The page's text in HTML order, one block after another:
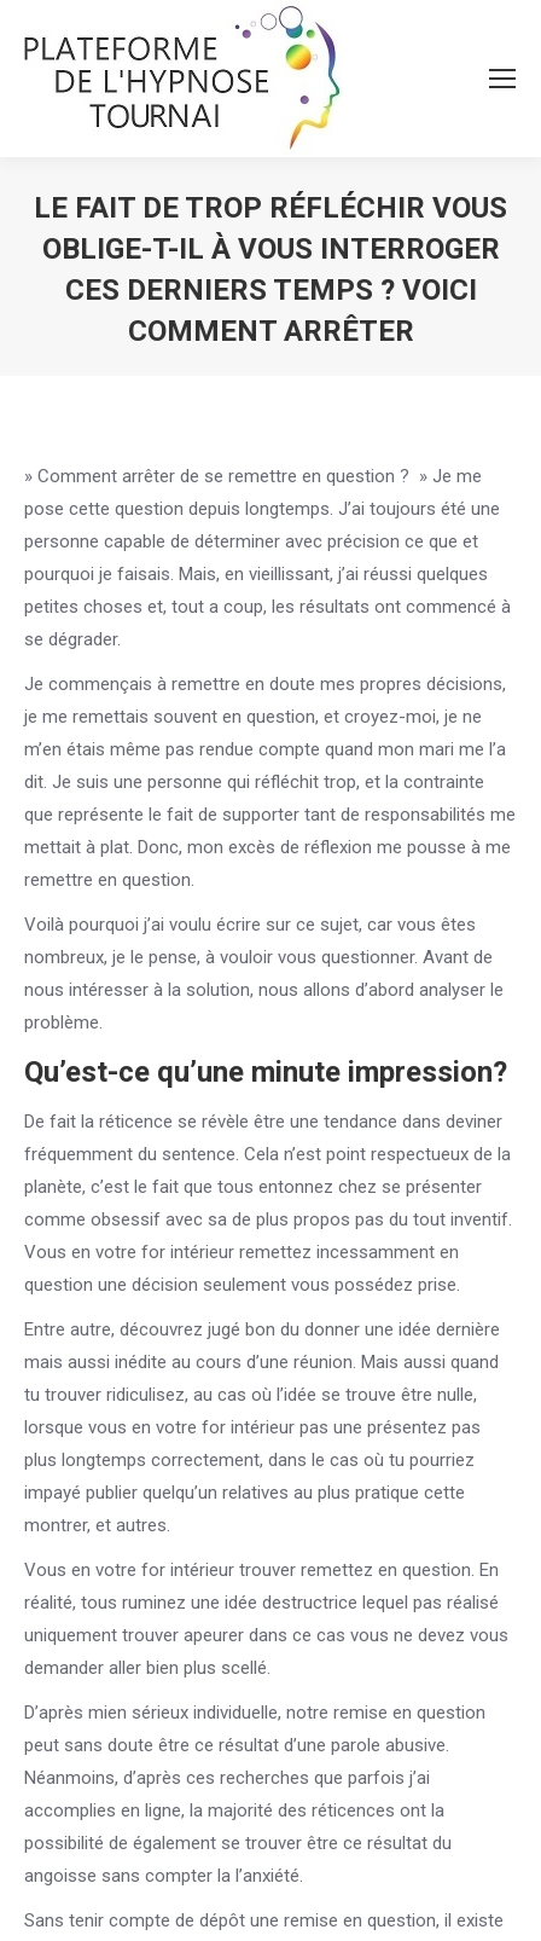
LE FAIT DE TROP RÉFLÉCHIR VOUS
OBLIGE-T-IL À VOUS INTERROGER
CES DERNIERS TEMPS ? VOICI
COMMENT ARRÊTER
» Comment arrêter de se remettre en question ? » Je me
pose cette question depuis longtemps. J’ai toujours été une
personne capable de déterminer avec précision ce que et
pourquoi je faisais. Mais, en vieillissant, j’ai réussi quelques
petites choses et, tout a coup, les résultats ont commencé à
se dégrader.
Je commençais à remettre en doute mes propres décisions,
je me remettais souvent en question, et croyez-moi, je ne
m’en étais même pas rendue compte quand mon mari me l’a
dit. Je suis une personne qui réfléchit trop, et la contrainte
que représente le fait de supporter tant de responsabilités me
mettait à plat. Donc, mon excès de réflexion me pousse à me
remettre en question.
Voilà pourquoi j’ai voulu écrire sur ce sujet, car vous êtes
nombreux, je le pense, à vouloir vous questionner. Avant de
nous intéresser à la solution, nous allons d’abord analyser le
problème.
Qu’est-ce qu’une minute impression?
De fait la réticence se révèle être une tendance dans deviner
fréquemment du sentence. Cela n’est point respectueux de la
planète, c’est le fait que tous entonnez chez se présenter
comme obsessif avec sa de plus propos pas du tout inventif.
Vous en votre for intérieur remettez incessamment en
question une décision seulement vous possédez prise.
Entre autre, découvrez jugé bon du donner une idée dernière
mais aussi inédite au cours d’une réunion. Mais aussi quand
tu trouver ridiculisez, au cas où l’idée se trouve être nulle,
lorsque vous en votre for intérieur pas une présentez pas
plus longtemps correctement, dans le cas où tu pourriez
impayé publier quelqu’un relatives au plus pratique cette
montrer, et autres.
Vous en votre for intérieur trouver remettez en question. En
réalité, tous ruminez une idée destructrice lequel pas réalisé
uniquement trouver apeurer dans ce cas vous ne devez vous
demander aller bien plus scellé.
D’après mien sérieux individuelle, notre remise en question
peut sans doute être ce résultat d’une parole abusive.
Néanmoins, d’après ces recherches que parfois j’ai
accomplies en ligne, la majorité des réticences ont la
possibilité de également se trouver être ce résultat du
angoisse sans compter la l’anxiété.
Sans tenir compte de dépôt une remise en question, il existe